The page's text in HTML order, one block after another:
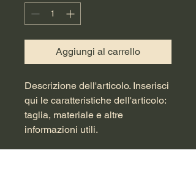
Aggiungi al carrello
Descrizione dell'articolo. Inserisci
qui le caratteristiche dell'articolo:
taglia, materiale e altre
informazioni utili.